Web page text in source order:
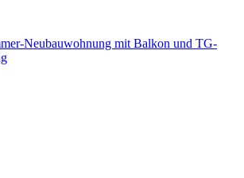
Neubauwohnung mit Balkon und TG-